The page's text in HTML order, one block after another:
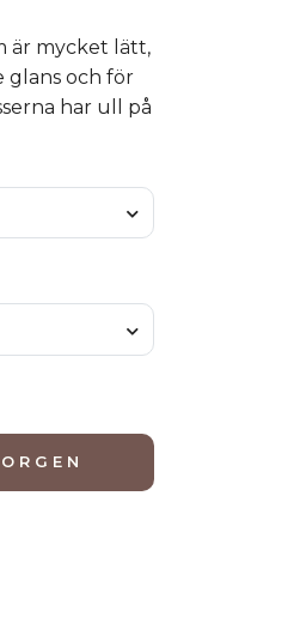
är mycket lätt,
glans och för
har ull på